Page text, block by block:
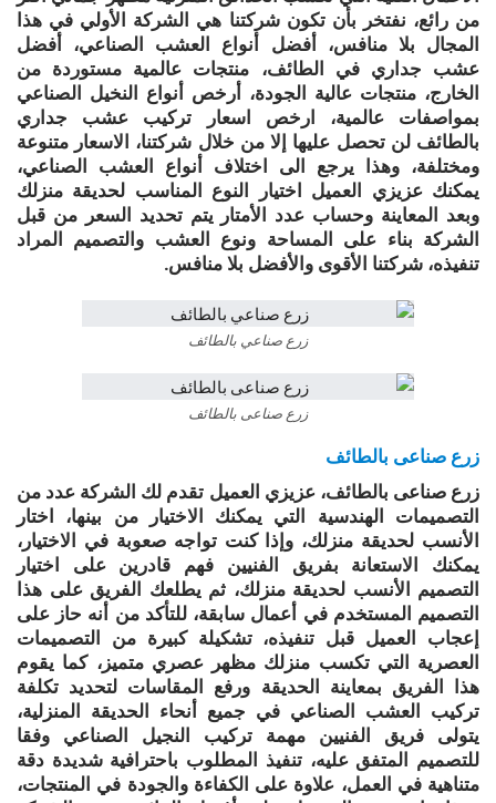
من رائع، نفتخر بأن تكون شركتنا هي الشركة الأولي في هذا
المجال بلا منافس، أفضل أنواع العشب الصناعي، أفضل
عشب جداري في الطائف، منتجات عالمية مستوردة من
الخارج، منتجات عالية الجودة، أرخص أنواع النخيل الصناعي
بمواصفات عالمية، ارخص اسعار تركيب عشب جداري
بالطائف لن تحصل عليها إلا من خلال شركتنا، الاسعار متنوعة
ومختلفة، وهذا يرجع الى اختلاف أنواع العشب الصناعي،
يمكنك عزيزي العميل اختيار النوع المناسب لحديقة منزلك
وبعد المعاينة وحساب عدد الأمتار يتم تحديد السعر من قبل
الشركة بناء على المساحة ونوع العشب والتصميم المراد
تنفيذه، شركتنا الأقوى والأفضل بلا منافس.
زرع صناعي بالطائف
زرع صناعى بالطائف
زرع صناعى بالطائف
زرع صناعى بالطائف، عزيزي العميل تقدم لك الشركة عدد من
التصميمات الهندسية التي يمكنك الاختيار من بينها، اختار
الأنسب لحديقة منزلك، وإذا كنت تواجه صعوبة في الاختيار،
يمكنك الاستعانة بفريق الفنيين فهم قادرين على اختيار
التصميم الأنسب لحديقة منزلك، ثم يطلعك الفريق على هذا
التصميم المستخدم في أعمال سابقة، للتأكد من أنه حاز على
إعجاب العميل قبل تنفيذه، تشكيلة كبيرة من التصميمات
العصرية التي تكسب منزلك مظهر عصري متميز، كما يقوم
هذا الفريق بمعاينة الحديقة ورفع المقاسات لتحديد تكلفة
تركيب العشب الصناعي في جميع أنحاء الحديقة المنزلية،
يتولى فريق الفنيين مهمة تركيب النجيل الصناعي وفقا
للتصميم المتفق عليه، تنفيذ المطلوب باحترافية شديدة دقة
متناهية في العمل، علاوة على الكفاءة والجودة في المنتجات،